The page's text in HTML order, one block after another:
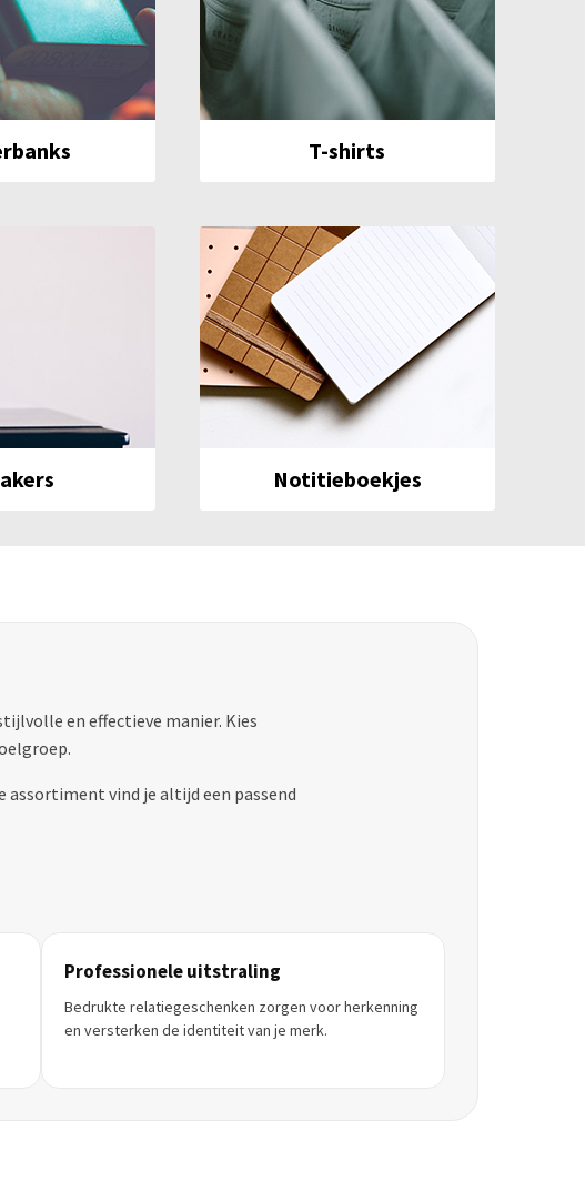
T-shirts
Notitieboekjes
en effectieve manier. Kies
vind je altijd een passend
Professionele uitstraling
Bedrukte relatiegeschenken zorgen voor herkenning
en versterken de identiteit van je merk.